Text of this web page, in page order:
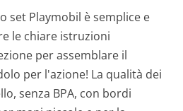
set Playmobil è semplice e
le chiare istruzioni
per assemblare il
per l'azione! La qualità dei
senza BPA, con bordi